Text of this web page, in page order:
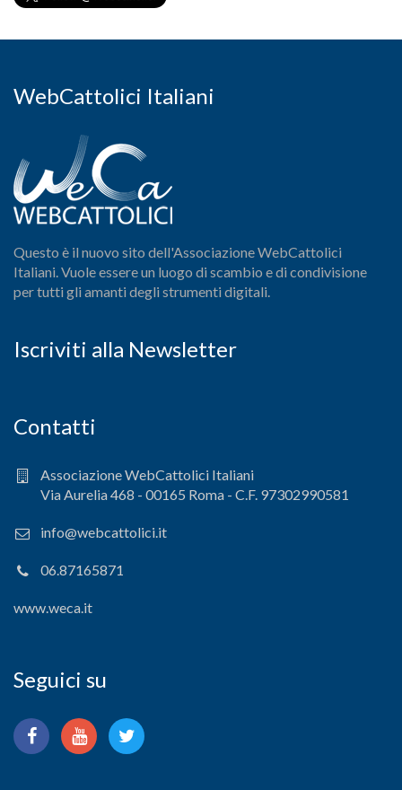
WebCattolici Italiani
Questo è il nuovo sito dell'Associazione WebCattolici
Italiani. Vuole essere un luogo di scambio e di condivisione
per tutti gli amanti degli strumenti digitali.
Iscriviti alla Newsletter
Contatti
Associazione WebCattolici Italiani
Via Aurelia 468 - 00165 Roma - C.F. 97302990581
info@webcattolici.it
06.87165871
www.weca.it
Seguici su